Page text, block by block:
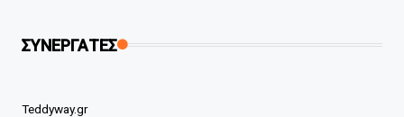
ΣΥΝΕΡΓΑΤΕΣ
Teddyway.gr